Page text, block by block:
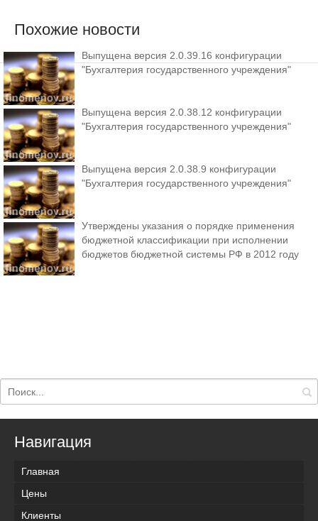
Похожие новости
Выпущена версия 2.0.39.16 конфигурации
"Бухгалтерия государственного учреждения"
Выпущена версия 2.0.38.12 конфигурации
"Бухгалтерия государственного учреждения"
Выпущена версия 2.0.38.9 конфигурации
"Бухгалтерия государственного учреждения"
Утверждены указания о порядке применения
бюджетной классификации при исполнении
бюджетов бюджетной системы РФ в 2012 году
Навигация
Главная
Цены
Клиенты